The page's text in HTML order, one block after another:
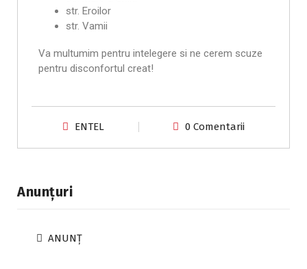
str. Eroilor
str. Vamii
Va multumim pentru intelegere si ne cerem scuze
pentru disconfortul creat!
ENTEL 0 Comentarii
Anunțuri
ANUNȚ